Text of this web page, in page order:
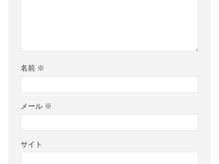
名前 ※
メール ※
サイト